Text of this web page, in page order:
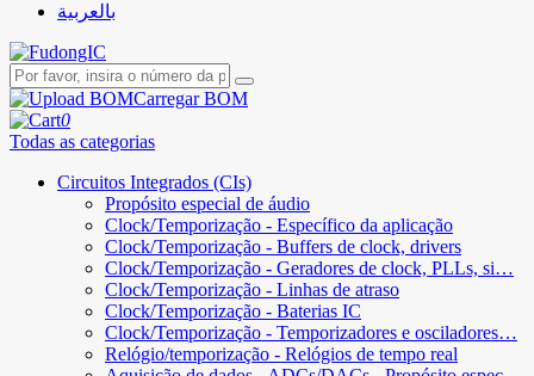
بالعربية
Carregar BOM
0
Todas as categorias
Circuitos Integrados (CIs)
Propósito especial de áudio
Clock/Temporização - Específico da aplicação
Clock/Temporização - Buffers de clock, drivers
Clock/Temporização - Geradores de clock, PLLs, si…
Clock/Temporização - Linhas de atraso
Clock/Temporização - Baterias IC
Clock/Temporização - Temporizadores e osciladores…
Relógio/temporização - Relógios de tempo real